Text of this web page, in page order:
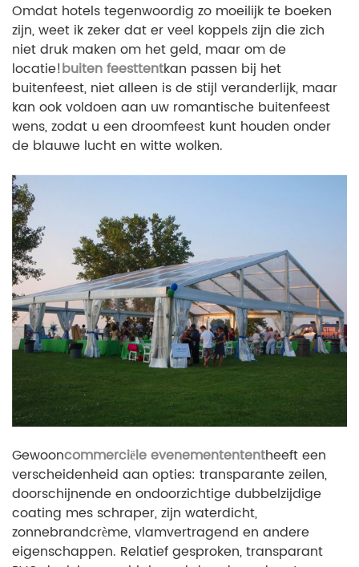
Omdat hotels tegenwoordig zo moeilijk te boeken
zijn, weet ik zeker dat er veel koppels zijn die zich
niet druk maken om het geld, maar om de
locatie!buiten feesttentkan passen bij het
buitenfeest, niet alleen is de stijl veranderlijk, maar
kan ook voldoen aan uw romantische buitenfeest
wens, zodat u een droomfeest kunt houden onder
de blauwe lucht en witte wolken.
Gewooncommerciële evenementententheeft een
verscheidenheid aan opties: transparante zeilen,
doorschijnende en ondoorzichtige dubbelzijdige
coating mes schraper, zijn waterdicht,
zonnebrandcrème, vlamvertragend en andere
eigenschappen. Relatief gesproken, transparant